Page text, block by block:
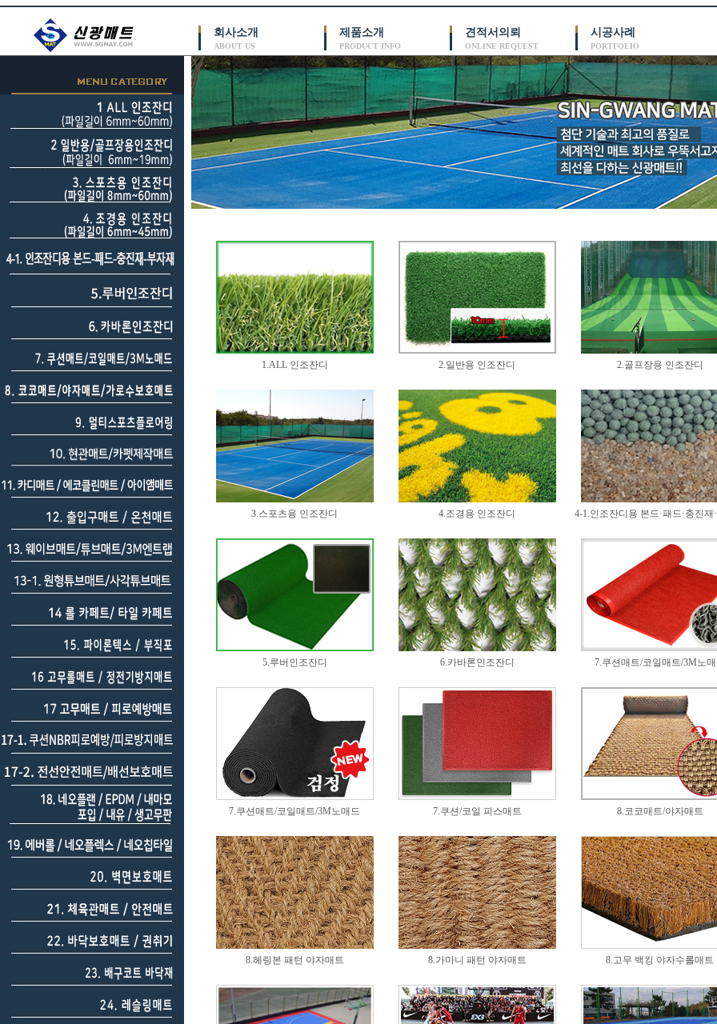
회사소개
ABOUT US
제품소개
PRODUCT INFO
견적서의뢰
ONLINE REQUEST
시공사례
PORTFOLIO
1.ALL 인조잔디 2.일반용 인조잔디 2.골프장용 인조잔디
3.스포츠용 인조잔디 4.조경용 인조잔디 4-1.인조잔디용 본드·패드·충진재
5.루버인조잔디 6.카바론인조잔디 7.쿠션매트/코일매트/3M노
7.쿠션매트/코일매트/3M노매드 7.쿠션/코일 피스매트 8.코코매트/야자매트
8.헤링본 패턴 야자매트 8.가마니 패턴 야자매트 8.고무 백킹 야자수롤매트